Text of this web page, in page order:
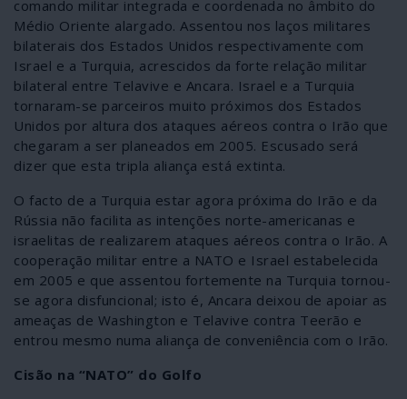
comando militar integrada e coordenada no âmbito do
Médio Oriente alargado. Assentou nos laços militares
bilaterais dos Estados Unidos respectivamente com
Israel e a Turquia, acrescidos da forte relação militar
bilateral entre Telavive e Ancara. Israel e a Turquia
tornaram-se parceiros muito próximos dos Estados
Unidos por altura dos ataques aéreos contra o Irão que
chegaram a ser planeados em 2005. Escusado será
dizer que esta tripla aliança está extinta.
O facto de a Turquia estar agora próxima do Irão e da
Rússia não facilita as intenções norte-americanas e
israelitas de realizarem ataques aéreos contra o Irão. A
cooperação militar entre a NATO e Israel estabelecida
em 2005 e que assentou fortemente na Turquia tornou-
se agora disfuncional; isto é, Ancara deixou de apoiar as
ameaças de Washington e Telavive contra Teerão e
entrou mesmo numa aliança de conveniência com o Irão.
Cisão na “NATO” do Golfo